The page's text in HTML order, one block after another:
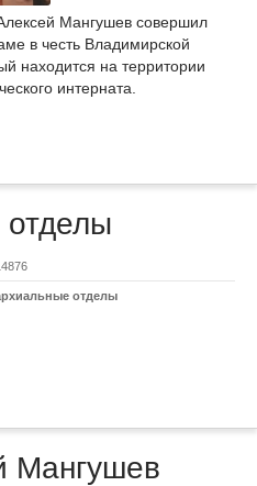
Мангушев совершил
в честь Владимирской
находится на территории
интерната.
отделы
Мангушев